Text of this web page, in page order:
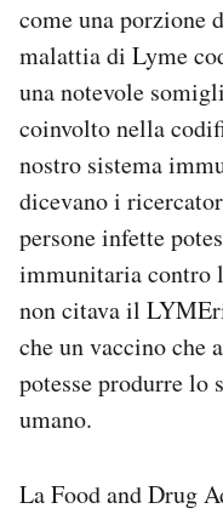
come una porzione
malattia di Lyme
una notevole
coinvolto nella
nostro sistema
dicevano i
persone infette
immunitaria contro
non citava il
che un vaccino che
potesse produrre lo
umano.
La Food and Drug